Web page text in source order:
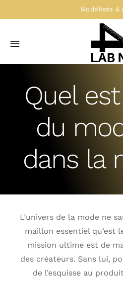
au
Modéliste &
Toggle
Navigation
Service
Atelier de
Le LAB
Quel
du
dans la
L’univers de la mode ne
maillon essentiel qu’est
mission ultime est de
des créateurs. Sans lui,
de l’esquisse au